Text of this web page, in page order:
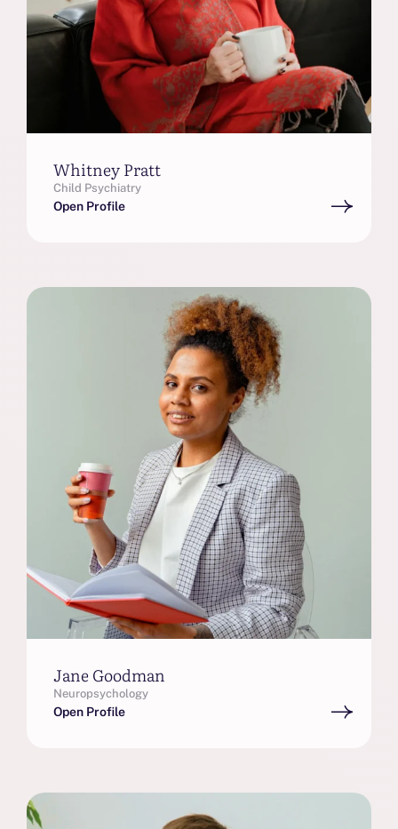
Whitney Pratt
Child Psychiatry
Open Profile
Jane Goodman
Neuropsychology
Open Profile